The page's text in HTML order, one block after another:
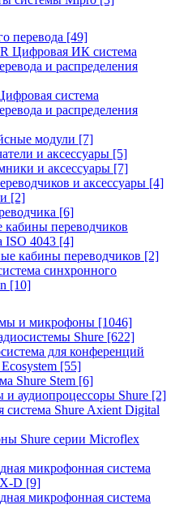
перевода [49]
Цифровая ИК система
и распределения
система
и распределения
модули [7]
и аксессуары [5]
и аксессуары [7]
и аксессуары [4]
[2]
[6]
кабины переводчиков
ISO 4043 [4]
кабины переводчиков [2]
синхронного
[10]
и микрофоны [1046]
Shure [622]
для конференций
[55]
Shure Stem [6]
аудиопроцессоры Shure [2]
система Shure Axient Digital
Shure серии Microflex
микрофонная система
D [9]
микрофонная система